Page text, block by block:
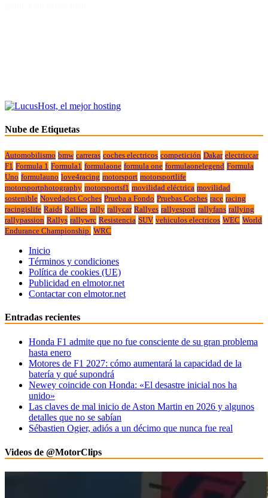
Nube de Etiquetas
Automobilismo bmw carreras coches electricos competición Dakar electriccar
F1 Formula 1 Formula1 formulaone formula one formulaonelegend Formula
Uno formulauno love4racing motorsport motorsportlife
motorsportphotography motorsportsf1 movilidad eléctrica movilidad
sostenible Novedades Coches Prueba a Fondo Pruebas Coches race racing
racingislife Raids Rallies rally rallycar Rallyes rallyesport rallyfans rallying
rallypassion Rallys rallywrc Resistencia SUV vehiculos electricos WEC World
Endurance Championship. WRC
Inicio
Términos y condiciones
Política de cookies (UE)
Publicidad en elmotor.net
Contactar con elmotor.net
Entradas recientes
Honda F1 admite que no fue consciente de su gran problema
hasta enero
Motores de F1 2027: cómo aumentará la capacidad de la
batería y qué supondrá
Newey coincide con Honda: «El desastre inicial nos ha
unido»
Las claves de mal inicio de Aston Martin en 2026 y algunos
detalles que no se sabían
Sébastien Ogier, adiós a un décimo que nunca fue real
Videos de @MotorClips